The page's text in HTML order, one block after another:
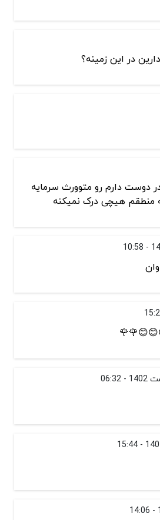
در این زمینه؟
دوست دارم رو متوورث سرمایه
منطقم هیچی درک نمیکنه